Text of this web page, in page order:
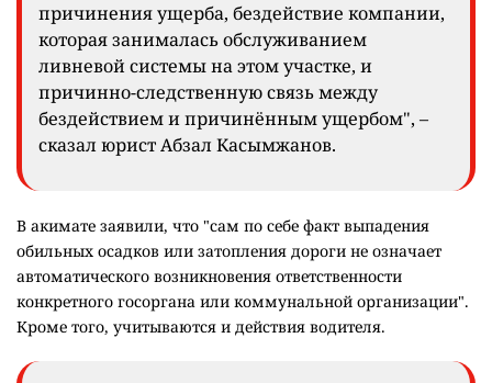
причинения ущерба, бездействие компании,
которая занималась обслуживанием
ливневой системы на этом участке, и
причинно-следственную связь между
бездействием и причинённым ущербом", –
сказал юрист Абзал Касымжанов.
В акимате заявили, что "сам по себе факт выпадения
обильных осадков или затопления дороги не означает
автоматического возникновения ответственности
конкретного госоргана или коммунальной организации".
Кроме того, учитываются и действия водителя.